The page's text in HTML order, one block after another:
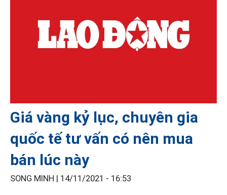
Giá vàng kỷ lục, chuyên gia
quốc tế tư vấn có nên mua
bán lúc này
SONG MINH | 14/11/2021 - 16:53